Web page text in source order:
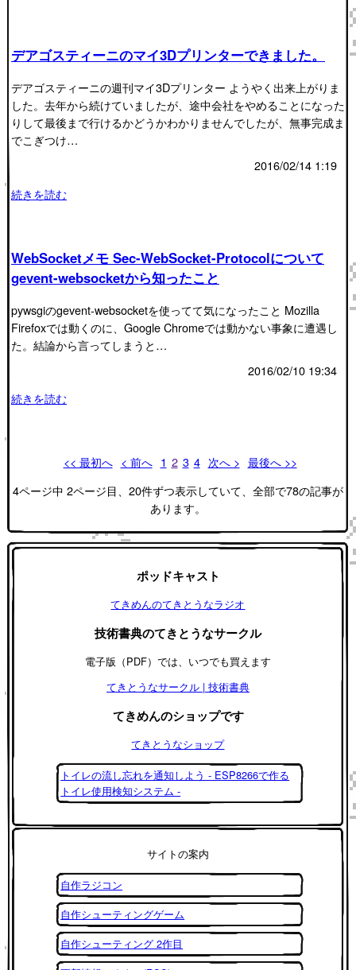
デアゴスティーニのマイ3Dプリンターできました。
デアゴスティーニの週刊マイ3Dプリンター ようやく出来上がりま
した。去年から続けていましたが、途中会社をやめることになった
りして最後まで行けるかどうかわかりませんでしたが、無事完成ま
でこぎつけ…
2016/02/14 1:19
続きを読む
WebSocketメモ Sec-WebSocket-Protocolについて
gevent-websocketから知ったこと
pywsgiのgevent-websocketを使ってて気になったこと Mozilla
Firefoxでは動くのに、Google Chromeでは動かない事象に遭遇し
た。結論から言ってしまうと…
2016/02/10 19:34
続きを読む
<< 最初へ < 前へ 1 2 3 4 次へ > 最後へ >>
4ページ中 2ページ目、20件ずつ表示していて、全部で78の記事が
あります。
ポッドキャスト
てきめんのてきとうなラジオ
技術書典のてきとうなサークル
電子版（PDF）では、いつでも買えます
てきとうなサークル | 技術書典
てきめんのショップです
てきとうなショップ
トイレの流し忘れを通知しよう - ESP8266で作る
トイレ使用検知システム -
サイトの案内
自作ラジコン
自作シューティングゲーム
自作シューティング 2作目